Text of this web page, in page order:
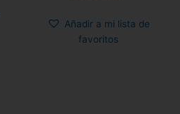
Añadir a mi lista de
favoritos